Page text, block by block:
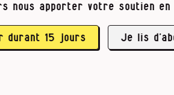
qu’avant ? « Oui », nous
directions, de psy, de
on s’inquiète …
nous apporter votre soutien en
durant 15 jours Je lis